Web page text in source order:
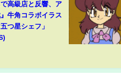
高級店と反響、ア
牛角コラボイラス
つ星シェフ」